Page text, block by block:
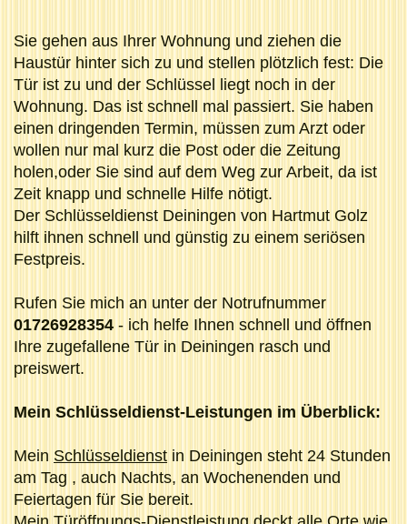
Sie gehen aus Ihrer Wohnung und ziehen die
Haustür hinter sich zu und stellen plötzlich fest: Die
Tür ist zu und der Schlüssel liegt noch in der
Wohnung. Das ist schnell mal passiert. Sie haben
einen dringenden Termin, müssen zum Arzt oder
wollen nur mal kurz die Post oder die Zeitung
holen,oder Sie sind auf dem Weg zur Arbeit, da ist
Zeit knapp und schnelle Hilfe nötigt.
Der Schlüsseldienst Deiningen von Hartmut Golz
hilft ihnen schnell und günstig zu einem seriösen
Festpreis.
Rufen Sie mich an unter der Notrufnummer
01726928354 - ich helfe Ihnen schnell und öffnen
Ihre zugefallene Tür in Deiningen rasch und
preiswert.
Mein Schlüsseldienst-Leistungen im Überblick:
Mein Schlüsseldienst in Deiningen steht 24 Stunden
am Tag , auch Nachts, an Wochenenden und
Feiertagen für Sie bereit.